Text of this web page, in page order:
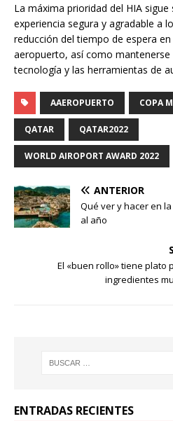
La máxima prioridad del HIA
experiencia segura y agradable a
reducción del tiempo de espera
aeropuerto, así como mantenerse
tecnología y las herramientas de
AAEROPUERTO COPA
QATAR QATAR2022
WORLD AIROPORT AWARD 2022
ANTERIOR
Qué ver y hacer en
al año
El «buen rollo» tiene plato
ingredientes
ENTRADAS RECIENTES